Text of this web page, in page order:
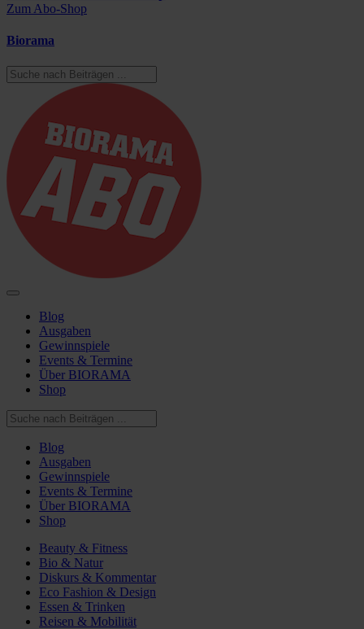
Zum Abo-Shop
Biorama
Blog
Ausgaben
Gewinnspiele
Events & Termine
Über BIORAMA
Shop
Blog
Ausgaben
Gewinnspiele
Events & Termine
Über BIORAMA
Shop
Beauty & Fitness
Bio & Natur
Diskurs & Kommentar
Eco Fashion & Design
Essen & Trinken
Reisen & Mobilität